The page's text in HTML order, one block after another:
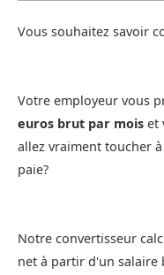
Vous souhaitez savoir
Votre employeur vous
euros brut par mois et
allez vraiment toucher
paie?
Notre convertisseur
net à partir d'un salaire